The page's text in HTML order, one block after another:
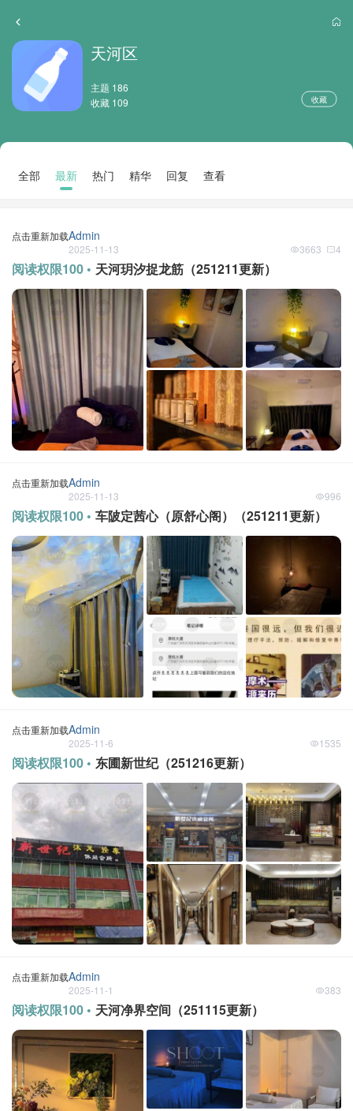
天河区
主题 186
收藏 109
收藏
全部 最新 热门 精华 回复 查看
点击重新加载Admin
2025-11-13 4
3663
阅读权限100 • 天河玥汐捉龙筋（251211更新）
点击重新加载Admin
2025-11-13 996
阅读权限100 • 车陂定茜心（原舒心阁）（251211更新）
点击重新加载Admin
2025-11-6 1535
阅读权限100 • 东圃新世纪（251216更新）
点击重新加载Admin
2025-11-1 383
阅读权限100 • 天河净界空间（251115更新）